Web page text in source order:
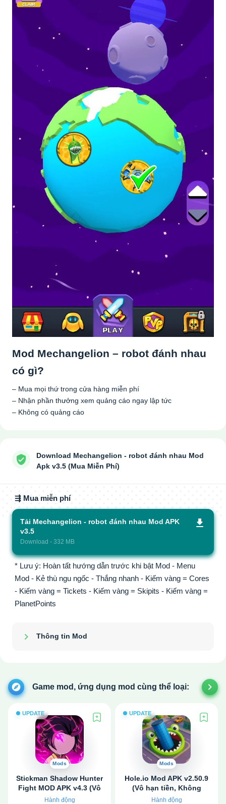
Mod Mechangelion – robot đánh nhau
có gì?
– Mua mọi thứ trong cửa hàng miễn phí
– Nhận phần thưởng xem quảng cáo ngay lập tức
– Không có quảng cáo
Download Mechangelion - robot đánh nhau Mod
Apk v3.5 (Mua Miễn Phí)
⇶ Mua miễn phí
Tải Mechangelion - robot đánh nhau Mod APK
v3.5
Download - 332 MB
* Lưu ý: Hoàn tất hướng dẫn trước khi bật Mod - Menu
Mod - Kẻ thù ngu ngốc - Thắng nhanh - Kiếm vàng = Cores
- Kiếm vàng = Tickets - Kiếm vàng = Skipits - Kiếm vàng =
PlanetPoints
Thông tin Mod
Game mod, ứng dụng mod cùng thể loại:
UPDATE
Mods
Stickman Shadow Hunter
Fight MOD APK v4.3 (Vô
hạn tiền, đá quý)
Hành động
UPDATE
Mods
Hole.io Mod APK v2.50.9
(Vô hạn tiền, Không
quảng cáo)
Hành động